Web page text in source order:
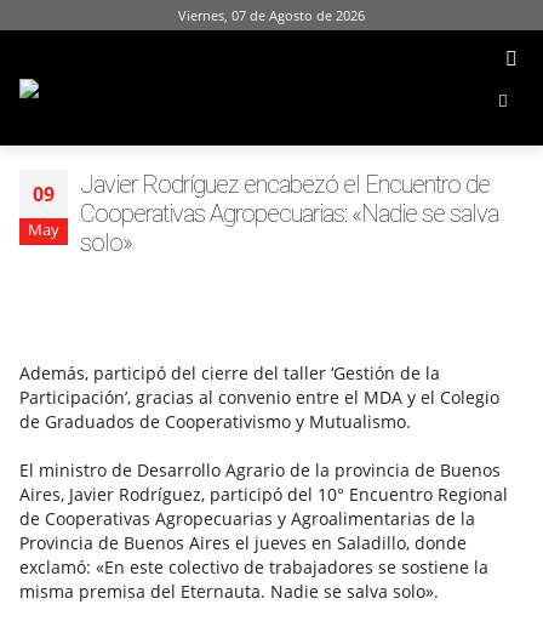
Viernes, 07 de Agosto de 2026
09
May
Javier Rodríguez encabezó el Encuentro de
Cooperativas Agropecuarias: «Nadie se salva
solo»
Además, participó del cierre del taller ‘Gestión de la
Participación’, gracias al convenio entre el MDA y el Colegio
de Graduados de Cooperativismo y Mutualismo.
El ministro de Desarrollo Agrario de la provincia de Buenos
Aires, Javier Rodríguez, participó del 10° Encuentro Regional
de Cooperativas Agropecuarias y Agroalimentarias de la
Provincia de Buenos Aires el jueves en Saladillo, donde
exclamó: «En este colectivo de trabajadores se sostiene la
misma premisa del Eternauta. Nadie se salva solo».